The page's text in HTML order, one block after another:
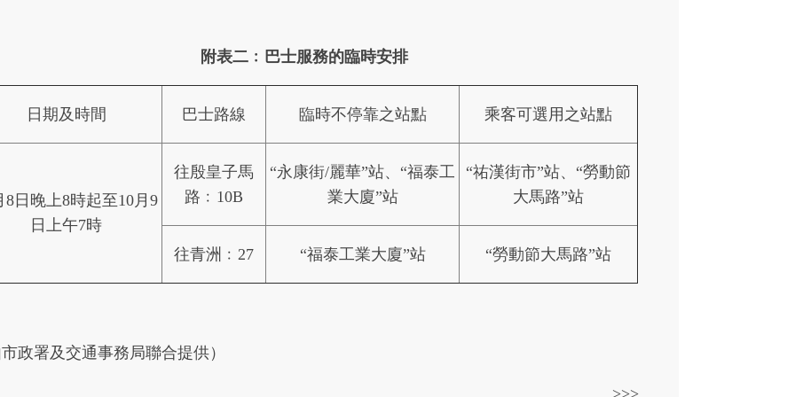
附表二﹕巴士服務的臨時安排
日期及時間 巴士路線 臨時不停靠之站點 乘客可選用之站點
8日晚上8時起至10月9
日上午7時
往殷皇子馬
路﹕10B
“永康街/麗華”站、“福泰工
業大廈”站
“祐漢街市”站、“勞動節
大馬路”站
往青洲﹕27 “福泰工業大廈”站 “勞動節大馬路”站
政署及交通事務局聯合提供）
>>>